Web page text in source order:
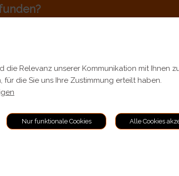
Relevanz unserer Kommunikation mit Ihnen
die Sie uns Ihre Zustimmung erteilt haben.
Nur funktionale Cookies Alle Cookies